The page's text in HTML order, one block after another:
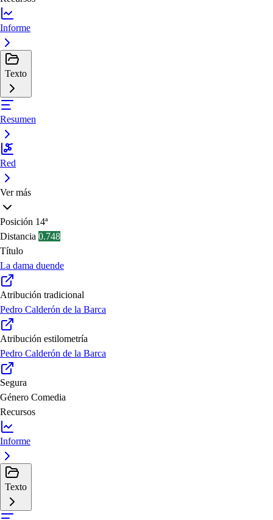
Informe
Texto
Resumen
Red
Ver más
Posición 14ª
Distancia 0.748
Título
La dama duende
Atribución tradicional
Pedro Calderón de la Barca
Atribución estilometría
Pedro Calderón de la Barca
Segura
Género Comedia
Recursos
Informe
Texto